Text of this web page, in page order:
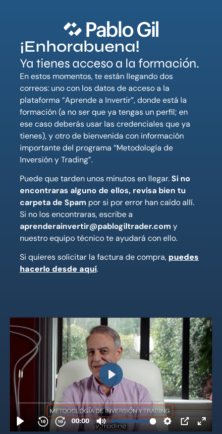
¡Enhorabuena!
Ya tienes acceso a la formación.
En estos momentos, te están llegando dos
correos: uno con los datos de acceso a la
plataforma “Aprende a Invertir”, donde está la
formación (a no ser que ya tengas un perfil; en
ese caso deberás usar las credenciales que ya
tienes), y otro de bienvenida con información
importante del programa “Metodología de
Inversión y Trading”.
Puede que tarden unos minutos en llegar.Si no
encontraras alguno de ellos, revisa bien tu
carpeta de Spam por si por error han caído allí.
Si no los encontraras, escribe a
aprenderainvertir@pablogiltrader.com y
nuestro equipo técnico te ayudará con ello.
Si quieres solicitar la factura de compra, puedes
hacerlo desde aquí.